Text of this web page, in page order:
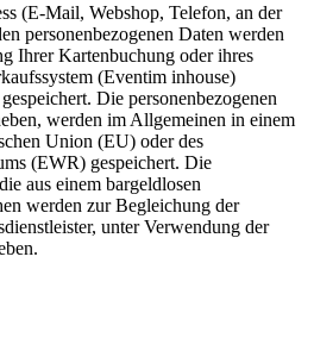
(E-Mail, Webshop, Telefon, an der
personenbezogenen Daten werden
Ihrer Kartenbuchung oder ihres
(Eventim inhouse)
Die personenbezogenen
werden im Allgemeinen in einem
Union (EU) oder des
(EWR) gespeichert. Die
aus einem bargeldlosen
werden zur Begleichung der
unter Verwendung der